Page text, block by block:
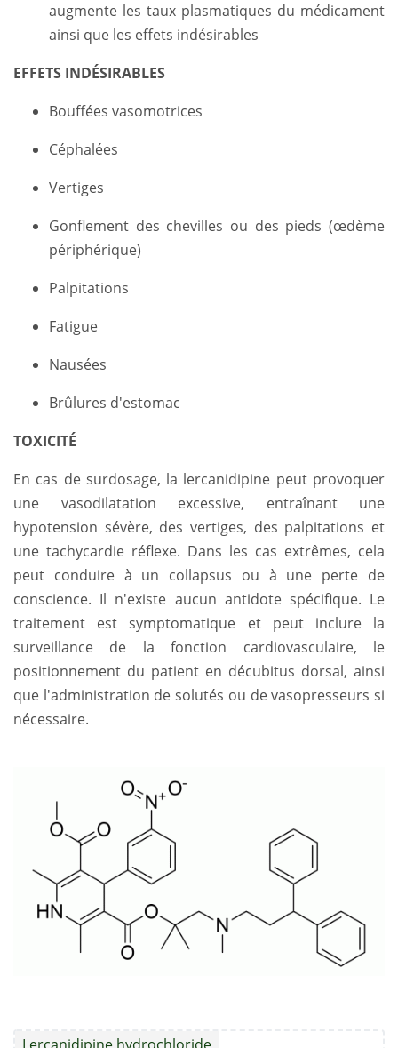
augmente les taux plasmatiques du médicament
ainsi que les effets indésirables
EFFETS INDÉSIRABLES
Bouffées vasomotrices
Céphalées
Vertiges
Gonflement des chevilles ou des pieds (œdème
périphérique)
Palpitations
Fatigue
Nausées
Brûlures d'estomac
TOXICITÉ
En cas de surdosage, la lercanidipine peut provoquer
une vasodilatation excessive, entraînant une
hypotension sévère, des vertiges, des palpitations et
une tachycardie réflexe. Dans les cas extrêmes, cela
peut conduire à un collapsus ou à une perte de
conscience. Il n'existe aucun antidote spécifique. Le
traitement est symptomatique et peut inclure la
surveillance de la fonction cardiovasculaire, le
positionnement du patient en décubitus dorsal, ainsi
que l'administration de solutés ou de vasopresseurs si
nécessaire.